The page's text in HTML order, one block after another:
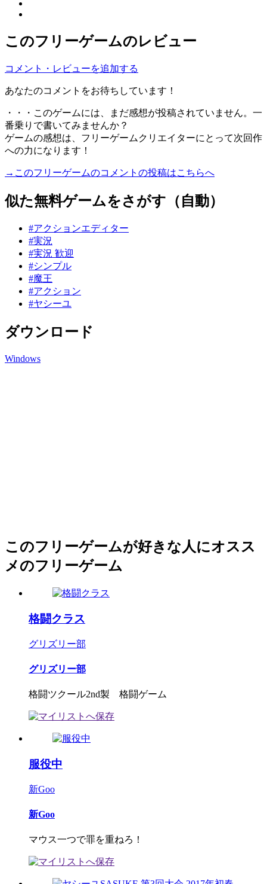
このフリーゲームのレビュー
コメント・レビューを追加する
あなたのコメントをお待ちしています！
・・・このゲームには、まだ感想が投稿されていません。一
番乗りで書いてみませんか？
ゲームの感想は、フリーゲームクリエイターにとって次回作
への力になります！
→このフリーゲームのコメントの投稿はこちらへ
似た無料ゲームをさがす（自動）
#アクションエディター
#実況
#実況 歓迎
#シンプル
#魔王
#アクション
#ヤシーユ
ダウンロード
Windows
このフリーゲームが好きな人にオスス
メのフリーゲーム
格闘クラス
グリズリー部
グリズリー部
格闘ツクール2nd製 格闘ゲーム
服役中
新Goo
新Goo
マウス一つで罪を重ねろ！